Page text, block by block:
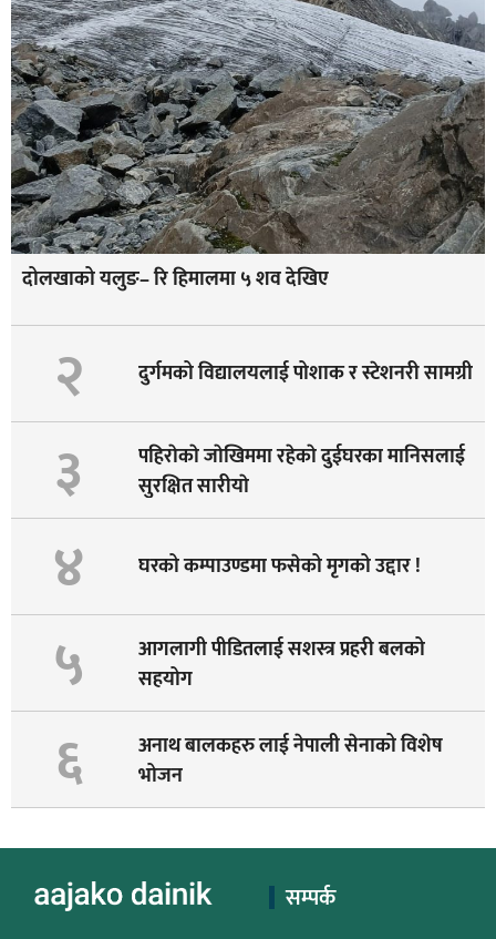
दोलखाको यलुङ– रि हिमालमा ५ शव देखिए
२ दुर्गमको विद्यालयलाई पोशाक र स्टेशनरी सामग्री
३
पहिराेकाे जाेखिममा रहेकाे दुईघरका मानिसलाई
सुरक्षित सारीयाे
४ घरको कम्पाउण्डमा फसेको मृगको उद्दार !
५
आगलागी पीडितलाई सशस्त्र प्रहरी बलको
सहयोग
६
अनाथ बालकहरु लाई नेपाली सेनाको विशेष
भोजन
सम्पर्क